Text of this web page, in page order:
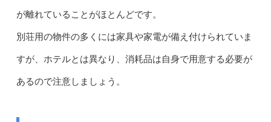
が離れていることがほとんどです。
別荘用の物件の多くには家具や家電が備え付けられていま
すが、ホテルとは異なり、消耗品は自身で用意する必要が
あるので注意しましょう。